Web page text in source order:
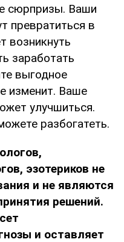
сюрпризы. Ваши
превратиться в
возникнуть
заработать
выгодное
изменит. Ваше
улучшиться.
разбогатеть.
эзотериков не
и не являются
решений.
и оставляет